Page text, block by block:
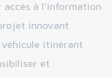
accès à l’information
innovant
véhicule itinérant
et